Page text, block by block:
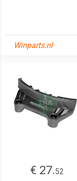
Winparts.nl
€ 27.52